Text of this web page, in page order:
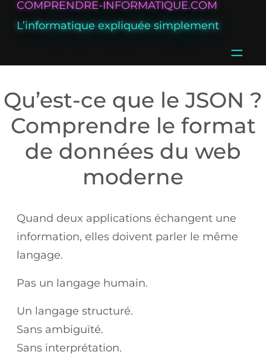
AllerCOMPRENDRE-INFORMATIQUE.COM
L’informatique expliquée simplement
Qu’est-ce que le JSON ?
Comprendre le format
de données du web
moderne
Quand deux applications échangent une
information, elles doivent parler le même
langage.
Pas un langage humain.
Un langage structuré.
Sans ambiguïté.
Sans interprétation.